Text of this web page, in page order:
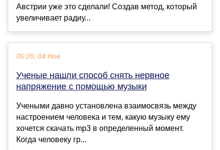
Австрии уже это сделали! Создав метод, который
увеличивает радиу...
06:20, 04 Ноя
Ученые нашли способ снять нервное
напряжение с помощью музыки
Учеными давно установлена взаимосвязь между
настроением человека и тем, какую музыку ему
хочется скачать mp3 в определенный момент.
Когда человеку гр...